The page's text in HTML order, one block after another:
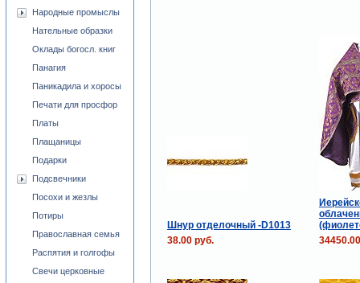
Шнур отделочный -D1013
38.00 руб.
Народные промыслы
Нательные образки
Оклады богосл. книг
Панагия
Паникадила и хоросы
Печати для просфор
Платы
Плащаницы
Подарки
Подсвечники
Посохи и жезлы
Потиры
Православная семья
Распятия и голгофы
Свечи церковные